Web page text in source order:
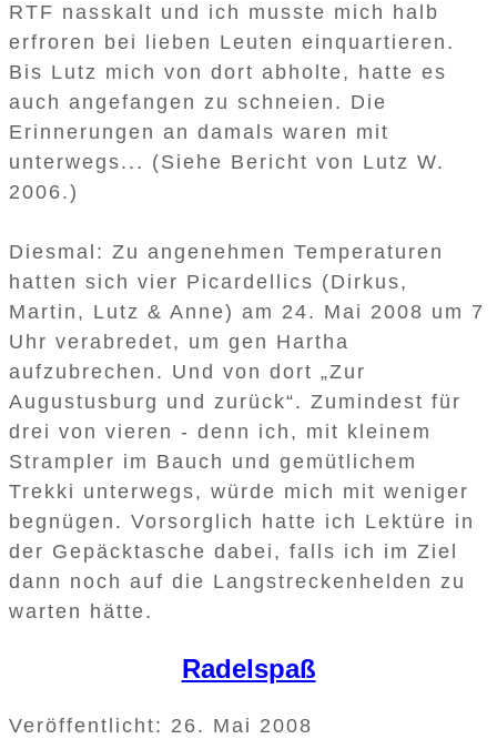
RTF nasskalt und ich musste mich halb
erfroren bei lieben Leuten einquartieren.
Bis Lutz mich von dort abholte, hatte es
auch angefangen zu schneien. Die
Erinnerungen an damals waren mit
unterwegs... (Siehe Bericht von Lutz W.
2006.)
Diesmal: Zu angenehmen Temperaturen
hatten sich vier Picardellics (Dirkus,
Martin, Lutz & Anne) am 24. Mai 2008 um 7
Uhr verabredet, um gen Hartha
aufzubrechen. Und von dort „Zur
Augustusburg und zurück“. Zumindest für
drei von vieren - denn ich, mit kleinem
Strampler im Bauch und gemütlichem
Trekki unterwegs, würde mich mit weniger
begnügen. Vorsorglich hatte ich Lektüre in
der Gepäcktasche dabei, falls ich im Ziel
dann noch auf die Langstreckenhelden zu
warten hätte.
Radelspaß
Veröffentlicht: 26. Mai 2008